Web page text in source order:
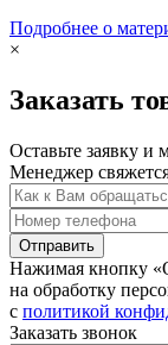
Подробнее о
×
Заказать
Оставьте заявку и
Менеджер
Отправить
Нажимая кнопку
на обработку
с политикой
Заказать звонок